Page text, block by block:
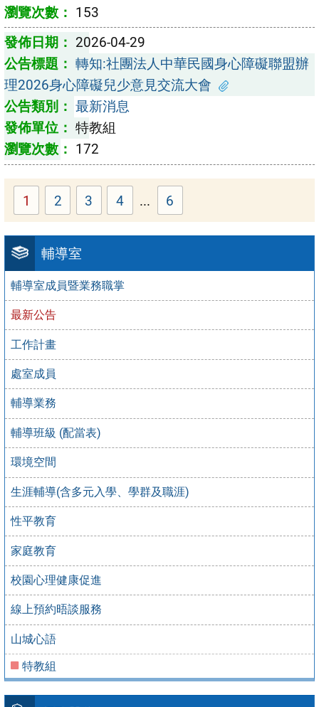
輔導室
輔導室成員暨業務職掌
最新公告
工作計畫
處室成員
輔導業務
輔導班級 (配當表)
環境空間
生涯輔導(含多元入學、學群及職涯)
性平教育
家庭教育
校園心理健康促進
線上預約晤談服務
山城心語
特教組
153
2026-04-29
轉知:社團法人中華民國身心障礙聯盟辦
理2026身心障礙兒少意見交流大會
最新消息
特教組
172
1 2 3 4 ... 6